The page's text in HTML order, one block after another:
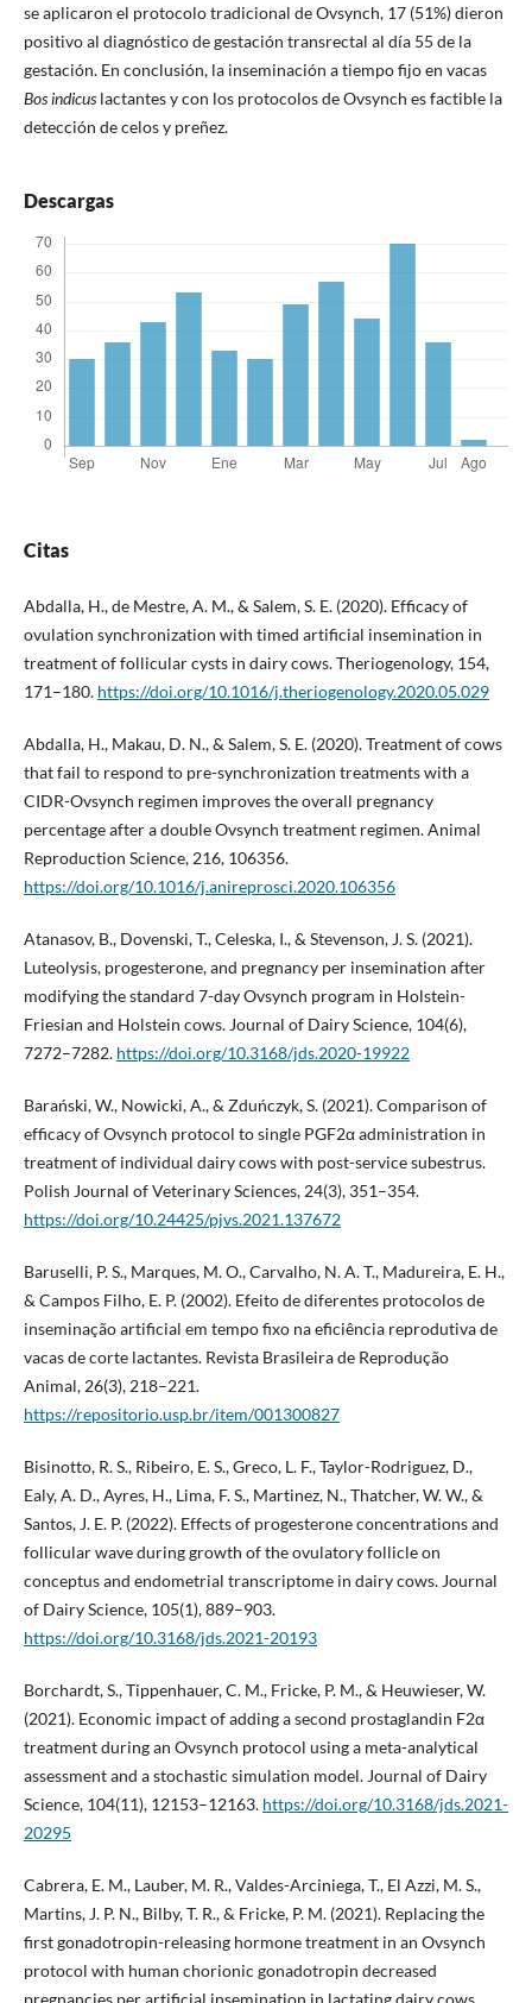
se aplicaron el protocolo tradicional de Ovsynch, 17 (51%) dieron
positivo al diagnóstico de gestación transrectal al día 55 de la
gestación. En conclusión, la inseminación a tiempo fijo en vacas
Bos indicuslactantes y con los protocolos de Ovsynch es factible la
detección de celos y preñez.
Descargas
Citas
Abdalla, H., de Mestre, A. M., & Salem, S. E. (2020). Efficacy of
ovulation synchronization with timed artificial insemination in
treatment of follicular cysts in dairy cows. Theriogenology, 154,
171–180. https://doi.org/10.1016/j.theriogenology.2020.05.029
Abdalla, H., Makau, D. N., & Salem, S. E. (2020). Treatment of cows
that fail to respond to pre-synchronization treatments with a
CIDR-Ovsynch regimen improves the overall pregnancy
percentage after a double Ovsynch treatment regimen. Animal
Reproduction Science, 216, 106356.
https://doi.org/10.1016/j.anireprosci.2020.106356
Atanasov, B., Dovenski, T., Celeska, I., & Stevenson, J. S. (2021).
Luteolysis, progesterone, and pregnancy per insemination after
modifying the standard 7-day Ovsynch program in Holstein-
Friesian and Holstein cows. Journal of Dairy Science, 104(6),
7272–7282. https://doi.org/10.3168/jds.2020-19922
Barański, W., Nowicki, A., & Zduńczyk, S. (2021). Comparison of
efficacy of Ovsynch protocol to single PGF2α administration in
treatment of individual dairy cows with post-service subestrus.
Polish Journal of Veterinary Sciences, 24(3), 351–354.
https://doi.org/10.24425/pjvs.2021.137672
Baruselli, P. S., Marques, M. O., Carvalho, N. A. T., Madureira, E. H.,
& Campos Filho, E. P. (2002). Efeito de diferentes protocolos de
inseminação artificial em tempo fixo na eficiência reprodutiva de
vacas de corte lactantes. Revista Brasileira de Reprodução
Animal, 26(3), 218–221.
https://repositorio.usp.br/item/001300827
Bisinotto, R. S., Ribeiro, E. S., Greco, L. F., Taylor-Rodriguez, D.,
Ealy, A. D., Ayres, H., Lima, F. S., Martinez, N., Thatcher, W. W., &
Santos, J. E. P. (2022). Effects of progesterone concentrations and
follicular wave during growth of the ovulatory follicle on
conceptus and endometrial transcriptome in dairy cows. Journal
of Dairy Science, 105(1), 889–903.
https://doi.org/10.3168/jds.2021-20193
Borchardt, S., Tippenhauer, C. M., Fricke, P. M., & Heuwieser, W.
(2021). Economic impact of adding a second prostaglandin F2α
treatment during an Ovsynch protocol using a meta-analytical
assessment and a stochastic simulation model. Journal of Dairy
Science, 104(11), 12153–12163. https://doi.org/10.3168/jds.2021-
20295
Cabrera, E. M., Lauber, M. R., Valdes-Arciniega, T., El Azzi, M. S.,
Martins, J. P. N., Bilby, T. R., & Fricke, P. M. (2021). Replacing the
first gonadotropin-releasing hormone treatment in an Ovsynch
protocol with human chorionic gonadotropin decreased
pregnancies per artificial insemination in lactating dairy cows.